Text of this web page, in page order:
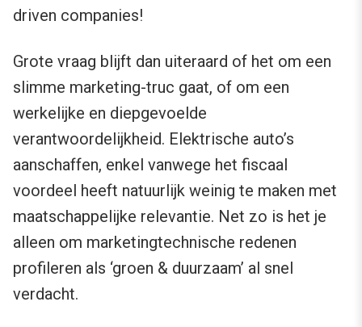
driven companies!
Grote vraag blijft dan uiteraard of het om een
slimme marketing-truc gaat, of om een
werkelijke en diepgevoelde
verantwoordelijkheid. Elektrische auto’s
aanschaffen, enkel vanwege het fiscaal
voordeel heeft natuurlijk weinig te maken met
maatschappelijke relevantie. Net zo is het je
alleen om marketingtechnische redenen
profileren als ‘groen & duurzaam’ al snel
verdacht.